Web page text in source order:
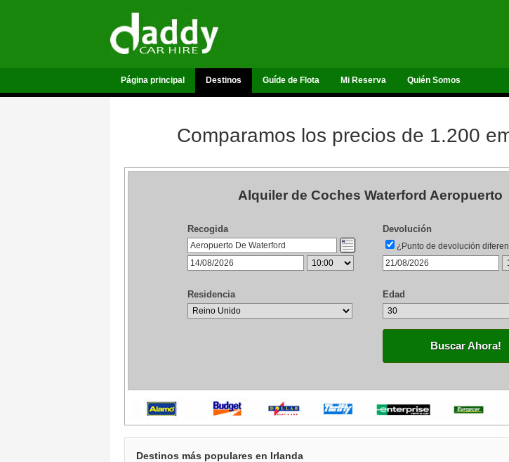
Página principal Destinos Guíde de Flota Mi Reserva Quién Somos
Comparamos los precios de 1.200
Alquiler de Coches Waterford Aeropuerto
Recogida Devolución
¿Punto de devolución
Residencia Edad
Buscar Ahora!
Destinos más populares en Irlanda